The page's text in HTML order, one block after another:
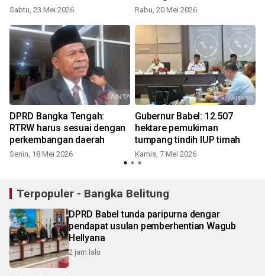
Sabtu, 23 Mei 2026 Rabu, 20 Mei 2026
DPRD Bangka Tengah:
RTRW harus sesuai dengan
perkembangan daerah
Senin, 18 Mei 2026
Gubernur Babel: 12.507
hektare pemukiman
tumpang tindih IUP timah
Kamis, 7 Mei 2026
Terpopuler - Bangka Belitung
DPRD Babel tunda paripurna dengar
pendapat usulan pemberhentian Wagub
Hellyana
2 jam lalu